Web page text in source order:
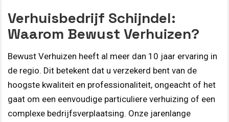
Verhuisbedrijf Schijndel:
Waarom Bewust Verhuizen?
Bewust Verhuizen heeft al meer dan 10 jaar ervaring in
de regio. Dit betekent dat u verzekerd bent van de
hoogste kwaliteit en professionaliteit, ongeacht of het
gaat om een eenvoudige particuliere verhuizing of een
complexe bedrijfsverplaatsing. Onze jarenlange